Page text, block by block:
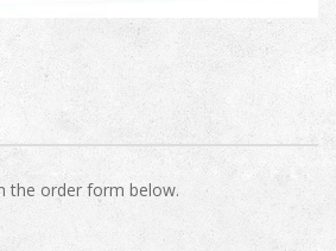
the order form below.